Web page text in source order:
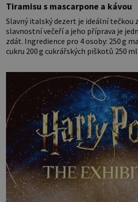
Tiramisu s mascarpone a kávou
Slavný italský dezert je ideální tečkou
slavnostní večeří a jeho příprava je
zdát. Ingredience pro 4 osoby: 250 g mascarpone 3 vejce 80 g
cukru 200 g cukrářských piškotů 250 ml silné kávy 2 lžíce
Žloutky vyšlehejte s cukrem do světlé
vmíchejte mascarpone, aby vznikl